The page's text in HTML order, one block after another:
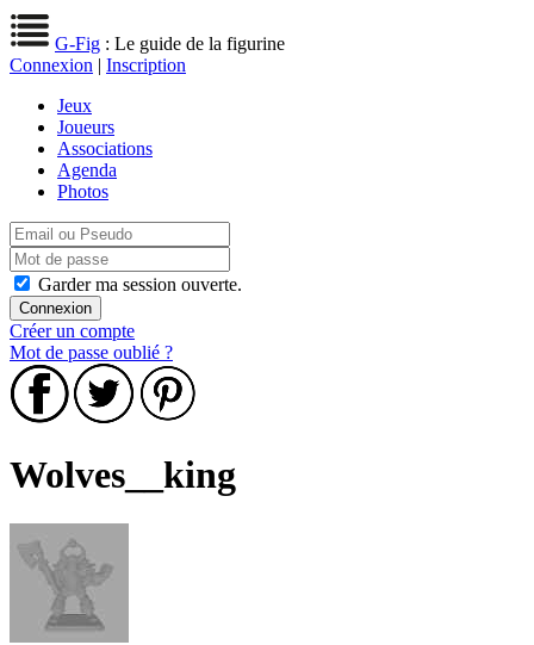
G-Fig : Le guide de la figurine
Connexion | Inscription
Jeux
Joueurs
Associations
Agenda
Photos
Garder ma session ouverte.
Créer un compte
Mot de passe oublié ?
Wolves__king